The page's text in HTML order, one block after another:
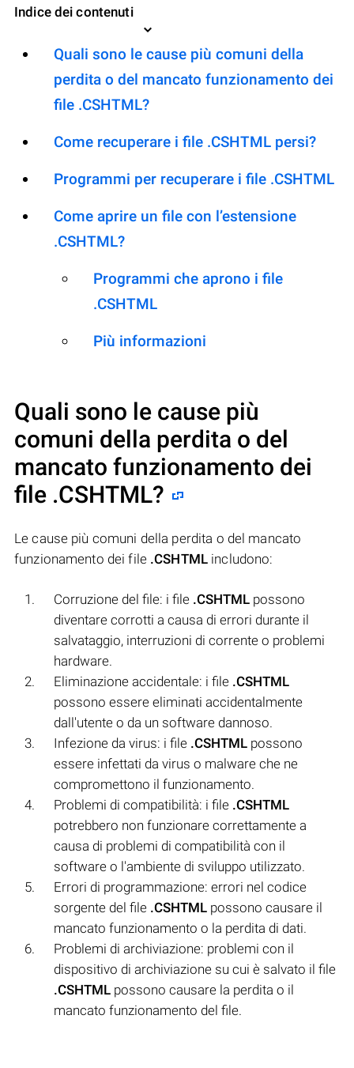
Indice dei contenuti
Quali sono le cause più comuni della
perdita o del mancato funzionamento dei
file .CSHTML?
Come recuperare i file .CSHTML persi?
Programmi per recuperare i file .CSHTML
Come aprire un file con l’estensione
.CSHTML?
Programmi che aprono i file
.CSHTML
Più informazioni
Quali sono le cause più
comuni della perdita o del
mancato funzionamento dei
file .CSHTML?
Le cause più comuni della perdita o del mancato
funzionamento dei file .CSHTML includono:
Corruzione del file: i file .CSHTML possono
diventare corrotti a causa di errori durante il
salvataggio, interruzioni di corrente o problemi
hardware.
Eliminazione accidentale: i file .CSHTML
possono essere eliminati accidentalmente
dall'utente o da un software dannoso.
Infezione da virus: i file .CSHTML possono
essere infettati da virus o malware che ne
compromettono il funzionamento.
Problemi di compatibilità: i file .CSHTML
potrebbero non funzionare correttamente a
causa di problemi di compatibilità con il
software o l'ambiente di sviluppo utilizzato.
Errori di programmazione: errori nel codice
sorgente del file .CSHTML possono causare il
mancato funzionamento o la perdita di dati.
Problemi di archiviazione: problemi con il
dispositivo di archiviazione su cui è salvato il file
.CSHTML possono causare la perdita o il
mancato funzionamento del file.